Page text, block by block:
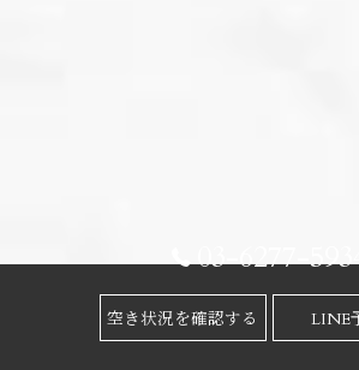
03-6277-
空き状況を確認する LINE